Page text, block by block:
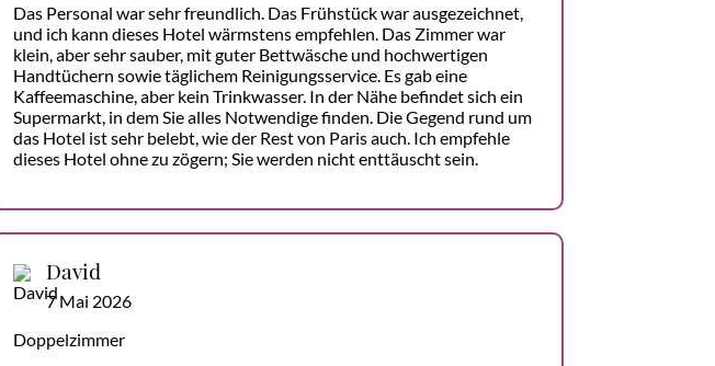
Das Personal war sehr freundlich. Das Frühstück war ausgezeichnet,
und ich kann dieses Hotel wärmstens empfehlen. Das Zimmer war
klein, aber sehr sauber, mit guter Bettwäsche und hochwertigen
Handtüchern sowie täglichem Reinigungsservice. Es gab eine
Kaffeemaschine, aber kein Trinkwasser. In der Nähe befindet sich ein
Supermarkt, in dem Sie alles Notwendige finden. Die Gegend rund um
das Hotel ist sehr belebt, wie der Rest von Paris auch. Ich empfehle
dieses Hotel ohne zu zögern; Sie werden nicht enttäuscht sein.
David
7 Mai 2026
Doppelzimmer